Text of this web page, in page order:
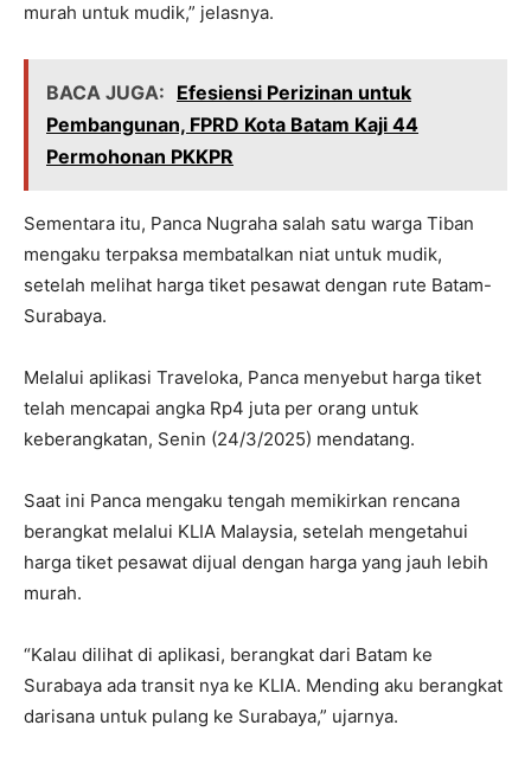
murah untuk mudik,” jelasnya.
BACA JUGA: Efesiensi Perizinan untuk
Pembangunan, FPRD Kota Batam Kaji 44
Permohonan PKKPR
Sementara itu, Panca Nugraha salah satu warga Tiban
mengaku terpaksa membatalkan niat untuk mudik,
setelah melihat harga tiket pesawat dengan rute Batam-
Surabaya.
Melalui aplikasi Traveloka, Panca menyebut harga tiket
telah mencapai angka Rp4 juta per orang untuk
keberangkatan, Senin (24/3/2025) mendatang.
Saat ini Panca mengaku tengah memikirkan rencana
berangkat melalui KLIA Malaysia, setelah mengetahui
harga tiket pesawat dijual dengan harga yang jauh lebih
murah.
“Kalau dilihat di aplikasi, berangkat dari Batam ke
Surabaya ada transit nya ke KLIA. Mending aku berangkat
darisana untuk pulang ke Surabaya,” ujarnya.